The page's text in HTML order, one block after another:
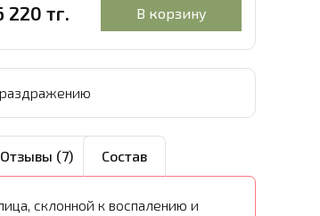
220 тг. В корзину
Отзывы (7) Состав
склонной к воспалению и